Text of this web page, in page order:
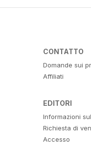
CONTATTO
Domande sui
Affiliati
EDITORI
Informazioni
Richiesta di
Accesso